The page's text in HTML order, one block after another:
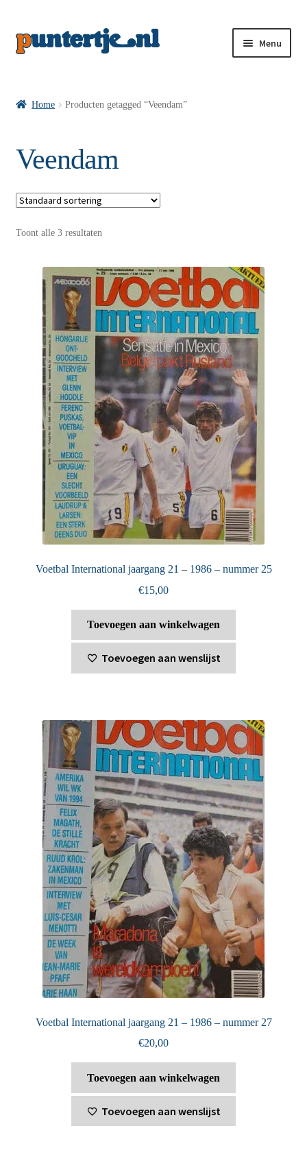
Menu
VI’s met Posters
Wie is puntertje
Puntertjes
Contact
Home Producten getagged “Veendam”
Veendam
Toont alle 3 resultaten
Voetbal International jaargang 21 – 1986 – nummer 25
€15,00
Toevoegen aan winkelwagen
Toevoegen aan wenslijst
Voetbal International jaargang 21 – 1986 – nummer 27
€20,00
Toevoegen aan winkelwagen
Toevoegen aan wenslijst